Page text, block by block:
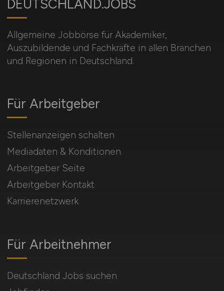
DEUTSCHLAND.JOBS
Allgemeine Jobbörse für Akademiker,
Auszubildende und Fachkräfte in allen Branchen
und Regionen in Deutschland.
Für Arbeitnehmer
Deutschland Jobs suchen
Für Arbeitgeber
Stellenanzeigen schalten
Mediadaten & Konditionen
Arbeitgeber Seite
Arbeitgeber Kontakt
Karrierenetzwerk